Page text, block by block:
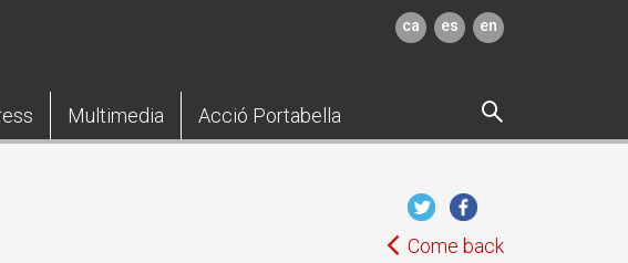
ca es en
Multimedia Acció Portabella
Come back